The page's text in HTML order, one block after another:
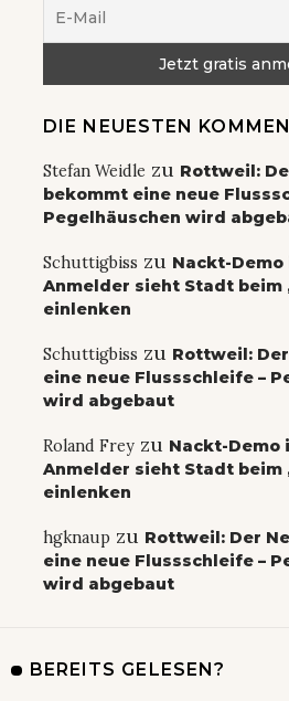
DIE NEUESTEN
Stefan Weidle zu Rottweil:
bekommt eine neue
Pegelhäuschen wird
Schuttigbiss zu Nackt-
Anmelder sieht Stadt beim
einlenken
Schuttigbiss zu Rottweil:
eine neue Flussschleife –
wird abgebaut
Roland Frey zu Nackt-Demo
Anmelder sieht Stadt beim
einlenken
hgknaup zu Rottweil: Der
eine neue Flussschleife –
wird abgebaut
BEREITS GELESEN?